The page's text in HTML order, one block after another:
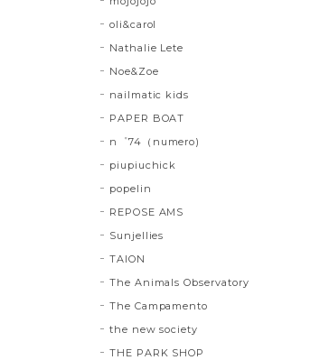
oli&carol
Nathalie Lete
Noe&Zoe
nailmatic kids
PAPER BOAT
n゜74（numero)
piupiuchick
popelin
REPOSE AMS
Sunjellies
TAION
The Animals Observatory
The Campamento
the new society
THE PARK SHOP